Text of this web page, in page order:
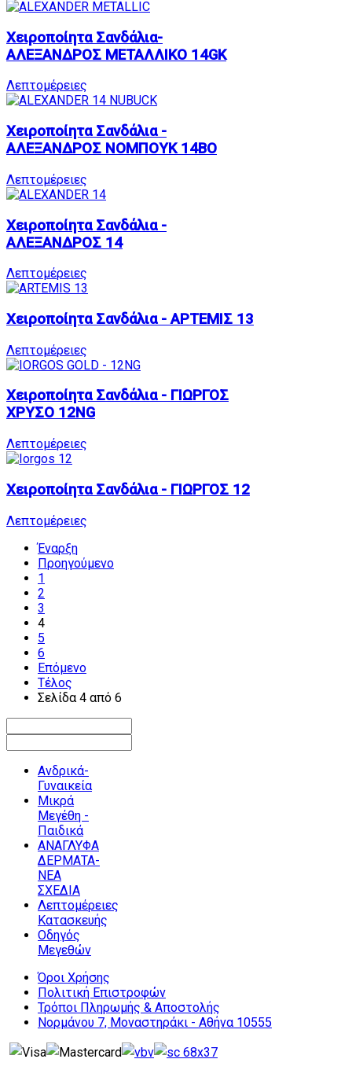
Χειροποίητα Σανδάλια-
ΑΛΕΞΑΝΔΡΟΣ ΜΕΤΑΛΛΙΚΟ 14GK
Λεπτομέρειες
Χειροποίητα Σανδάλια -
ΑΛΕΞΑΝΔΡΟΣ ΝΟΜΠΟΥΚ 14BO
Λεπτομέρειες
Χειροποίητα Σανδάλια -
ΑΛΕΞΑΝΔΡΟΣ 14
Λεπτομέρειες
Χειροποίητα Σανδάλια - ΑΡΤΕΜΙΣ 13
Λεπτομέρειες
Χειροποίητα Σανδάλια - ΓΙΩΡΓΟΣ
ΧΡΥΣΟ 12NG
Λεπτομέρειες
Χειροποίητα Σανδάλια - ΓΙΩΡΓΟΣ 12
Λεπτομέρειες
Έναρξη
Προηγούμενο
1
2
3
4
5
6
Επόμενο
Τέλος
Σελίδα 4 από 6
Ανδρικά-
Γυναικεία
Μικρά
Μεγέθη -
Παιδικά
ΑΝΑΓΛΥΦΑ
ΔΕΡΜΑΤΑ-
ΝΕΑ
ΣΧΕΔΙΑ
Λεπτομέρειες
Κατασκευής
Οδηγός
Μεγεθών
Όροι Χρήσης
Πολιτική Επιστροφών
Τρόποι Πληρωμής & Αποστολής
Νορμάνου 7, Μοναστηράκι - Αθήνα 10555